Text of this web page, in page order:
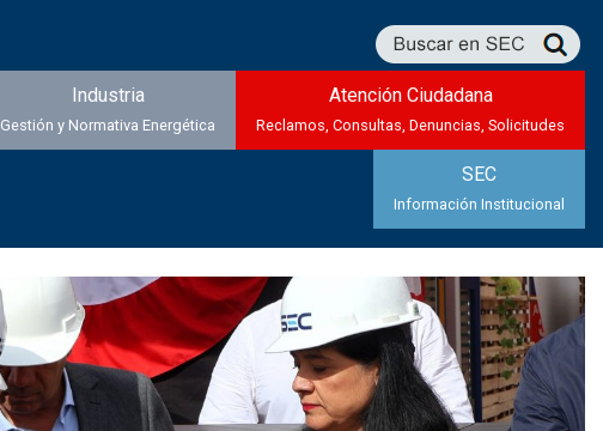
Industria
Gestión y Normativa Energética
Atención Ciudadana
Reclamos, Consultas, Denuncias, Solicitudes
SEC
Información Institucional